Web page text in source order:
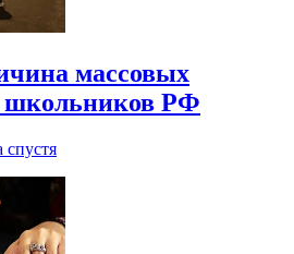
массовых
школьников РФ
спустя